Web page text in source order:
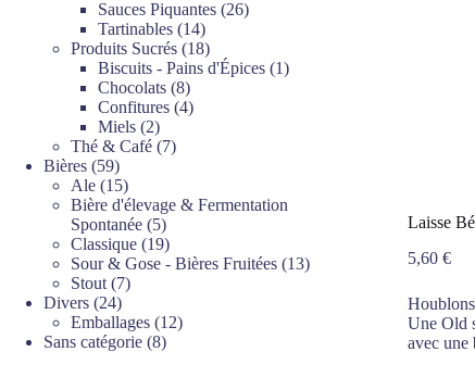
Laisse
5,60 €
Une Old
avec une
produits
Sauces Piquantes 2626
Tartinables 1414
produits
Produits Sucrés 1818
produits
Biscuits - Pains d'Épices 11
Chocolats 88
produits
Confitures 44
Miels 22
produits
Thé & Café 77
Bières 5959
produits
Ale 1515
produits
Bière d'élevage & Fermentation
Spontanée 55
produits
Classique 1919
produits
Sour & Gose - Bières Fruitées 1313
Stout 77
Divers 2424
produits
Emballages 1212
Sans catégorie 88